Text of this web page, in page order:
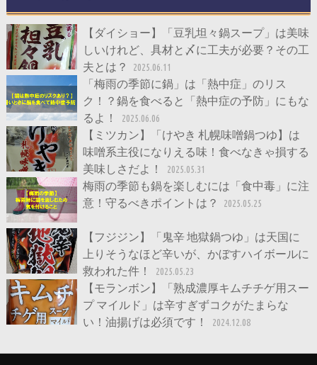
【ダイショー】「豆乳坦々鍋スープ」は美味
しいけれど、具材と〆に工夫が必要？その工
夫とは？
2025.06.11
「梅雨の季節に鍋」は「熱中症」のリス
ク！？鍋を食べると「熱中症の予防」にもな
るよ！
2025.06.06
【ミツカン】「けやき 札幌味噌鍋つゆ】は
味噌系主役になりえる味！食べなきゃ損する
美味しさだよ！
2025.05.31
梅雨の季節も鍋を楽しむには「食中毒」に注
意！守るべきポイントは？
2025.05.25
【フジジン】「鬼辛 地獄鍋つゆ」は天国に
上りそうなほど辛いが、かぼすハイボールに
救われた件！
2025.05.23
【モランボン】「熟成濃厚キムチチゲ用スー
プ マイルド」は辛すぎずコクがたまらな
い！油揚げは必須です！
2024.12.08